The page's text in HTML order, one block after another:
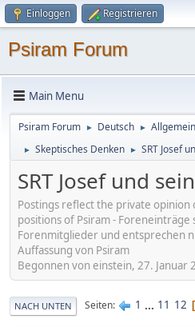
Einloggen Registrieren
Psiram Forum
Main Menu
Psiram Forum ► Deutsch ►
► Skeptisches Denken ► SRT Josef
SRT Josef und
Postings reflect the private
positions of Psiram -
Forenmitglieder und entsprechen
Auffassung von Psiram
Begonnen von einstein, 27. Januar
NACH UNTEN Seiten 1 ... 11 12